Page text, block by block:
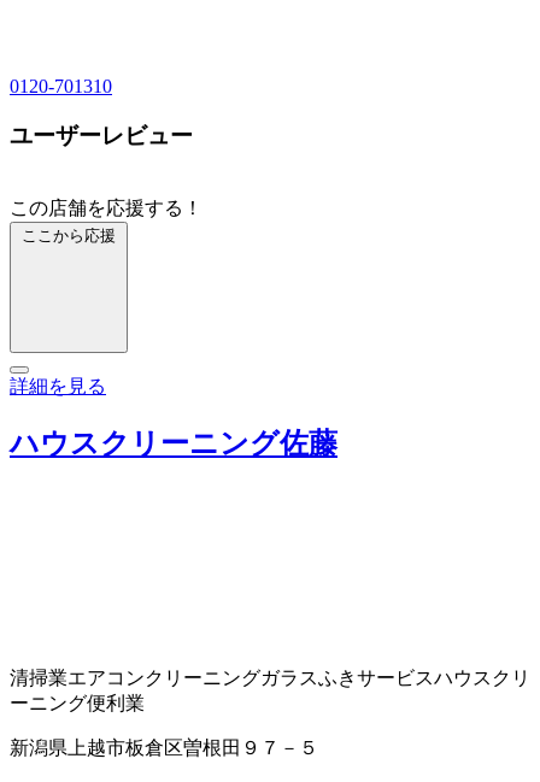
0120-701310
ユーザーレビュー
この店舗を応援する！
ここから応援
詳細を見る
ハウスクリーニング佐藤
清掃業エアコンクリーニングガラスふきサービスハウスクリ
ーニング便利業
新潟県上越市板倉区曽根田９７－５